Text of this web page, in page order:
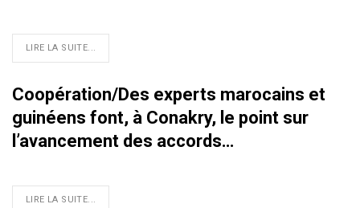
LIRE LA SUITE...
Coopération/Des experts marocains et
guinéens font, à Conakry, le point sur
l’avancement des accords…
LIRE LA SUITE...